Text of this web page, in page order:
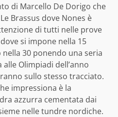
di Marcello De Dorigo che
Brassus dove Nones è
di tutti nelle prove
si impone nella 15
30 ponendo una seria
Olimpiadi dell’anno
sullo stesso tracciato.
impressiona è la
azzurra cementata dai
nelle tundre nordiche.